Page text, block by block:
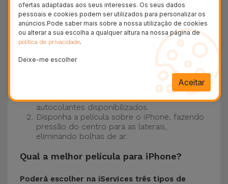
Como colocar uma Película iPhone?
Colocar uma película de iPhone é bastante
simples. Na iServices, as nossas
películas de
vidropara iPhone possuem um kit que torna
Certifique-se de que o ecrã do seu iPhone
está limpo. Para tal, utilize o pano seco e os
autocolantes disponibilizados.
Disponha a película sobre o iPhone, fazendo
pressão do centro para as laterais,
eliminando bolhas de ar.
Qual a melhor película para iPhone?
Poderá escolher na iServices três tipos de
ofertas adaptadas aos seus interesses. Os seus dados
pessoais e cookies podem ser utilizados para personalizar os
anúncios.Pode saber mais sobre a nossa utilização de cookies
ou alterar a sua escolha a qualquer altura na nossa página de
política de privacidade.
Deixe-me escolher
Aceitar